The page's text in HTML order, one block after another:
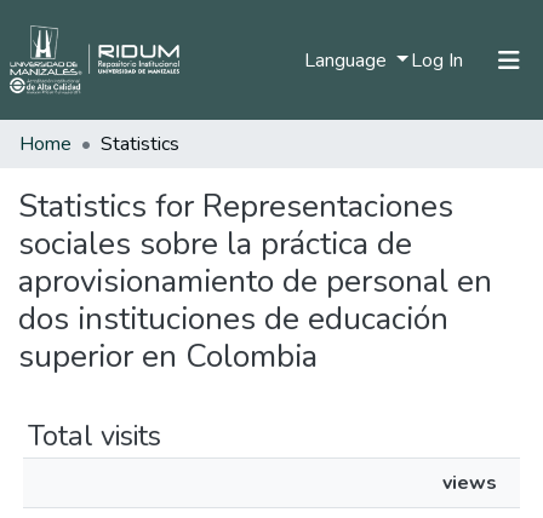
Language Log In (current)
Communities & Collections
All of DSpace
Home Statistics
Statistics for Representaciones
sociales sobre la práctica de
aprovisionamiento de personal en
dos instituciones de educación
superior en Colombia
Total visits
views